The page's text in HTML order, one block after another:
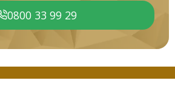
0800 33 99 29